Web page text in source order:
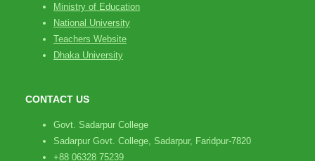
Ministry of Education
National University
Teachers Website
Dhaka University
CONTACT US
Govt. Sadarpur College
Sadarpur Govt. College, Sadarpur, Faridpur-7820
+88 06328 75239